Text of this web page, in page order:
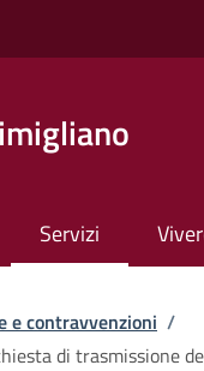
Servizi
e contravvenzioni /
di trasmissione